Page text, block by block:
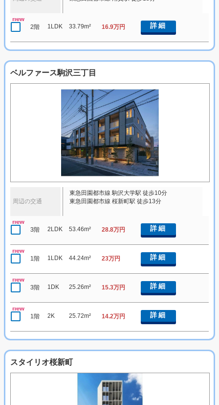
new
2階 1LDK 33.79m² 16.9万円 詳細
ベルファース駒沢三丁目
周辺の交通
東急田園都市線 駒沢大学駅 徒歩10分
東急田園都市線 桜新町駅 徒歩13分
new
3階 2LDK 53.46m² 28.8万円 詳細
new
1階 1LDK 44.24m² 23万円 詳細
new
3階 1DK 25.26m² 15.3万円 詳細
new
1階 2K 25.72m² 14.2万円 詳細
スタイリオ桜新町